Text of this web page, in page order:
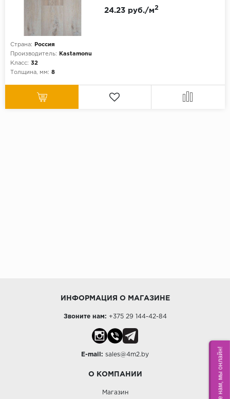
Страна:
Россия
Производитель:
Kastamonu
Класс: 32
Толщина, мм: 8
24.23 руб./м2
ИНФОРМАЦИЯ О МАГАЗИНЕ
Звоните нам: +375 29 144-42-84
E-mail: sales@4m2.by
О КОМПАНИИ
Магазин